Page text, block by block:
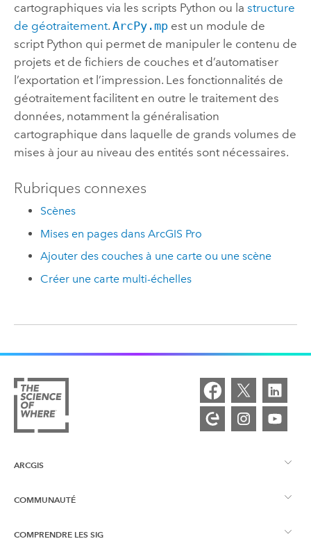
cartographiques via les scripts Python ou la structure
de géotraitement. ArcPy.mpest un module de
script Python qui permet de manipuler le contenu de
projets et de fichiers de couches et d’automatiser
l’exportation et l’impression. Les fonctionnalités de
géotraitement facilitent en outre le traitement des
données, notamment la généralisation
cartographique dans laquelle de grands volumes de
mises à jour au niveau des entités sont nécessaires.
Rubriques connexes
Scènes
Mises en pages dans ArcGIS Pro
Ajouter des couches à une carte ou une scène
Créer une carte multi-échelles
ARCGIS
Vue d’ensemble d’ArcGIS
COMMUNAUTÉ
Esri Community
COMPRENDRE LES SIG